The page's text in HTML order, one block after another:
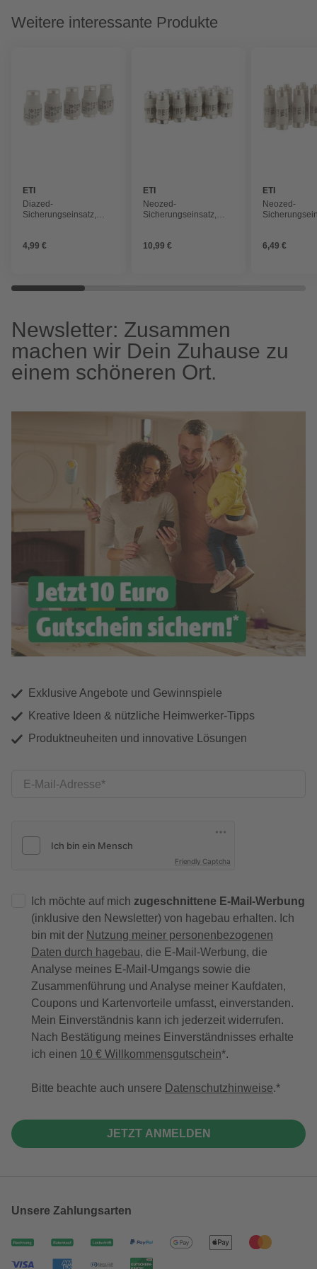
Weitere interessante Produkte
ETI
Diazed-
Sicherungseinsatz,
4,99 €
ETI
Neozed-
Sicherungseinsatz,
10,99 €
ETI
Neozed-
6,49 €
Newsletter: Zusammen
machen wir Dein Zuhause zu
einem schöneren Ort.
Exklusive Angebote und Gewinnspiele
Kreative Ideen & nützliche Heimwerker-Tipps
Produktneuheiten und innovative Lösungen
E-Mail-Adresse
Friendly Captcha
Ich möchte auf mich zugeschnittene E-Mail-Werbung
(inklusive den Newsletter) von hagebau erhalten. Ich
bin mit der Nutzung meiner personenbezogenen
Daten durch hagebau, die E-Mail-Werbung, die
Analyse meines E-Mail-Umgangs sowie die
Zusammenführung und Analyse meiner Kaufdaten,
Coupons und Kartenvorteile umfasst, einverstanden.
Mein Einverständnis kann ich jederzeit widerrufen.
Nach Bestätigung meines Einverständnisses erhalte
ich einen 10 € Willkommensgutschein*.
Bitte beachte auch unsere Datenschutzhinweise.
JETZT ANMELDEN
Unsere Zahlungsarten